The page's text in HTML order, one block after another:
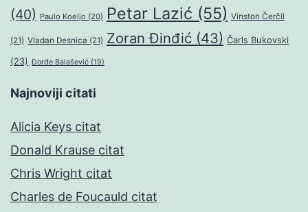
(40) Paulo Koeljo (20) Petar Lazić (55) Vinston Čerčil
(21) Vladan Desnica (21) Zoran Đinđić (43) Čarls Bukovski
(23) Đorđe Balašević (19)
Najnoviji citati
Alicia Keys citat
Donald Krause citat
Chris Wright citat
Charles de Foucauld citat